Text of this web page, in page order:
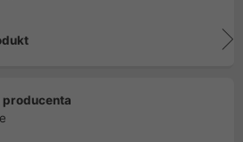
producenta